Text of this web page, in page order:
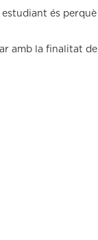
és
amb la finalitat